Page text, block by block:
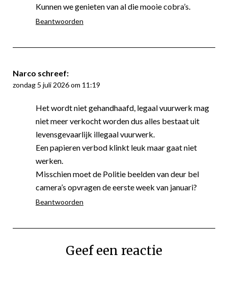
Kunnen we genieten van al die mooie cobra’s.
Beantwoorden
Narco schreef:
zondag 5 juli 2026 om 11:19
Het wordt niet gehandhaafd, legaal vuurwerk mag
niet meer verkocht worden dus alles bestaat uit
levensgevaarlijk illegaal vuurwerk.
Een papieren verbod klinkt leuk maar gaat niet
werken.
Misschien moet de Politie beelden van deur bel
camera’s opvragen de eerste week van januari?
Beantwoorden
Geef een reactie